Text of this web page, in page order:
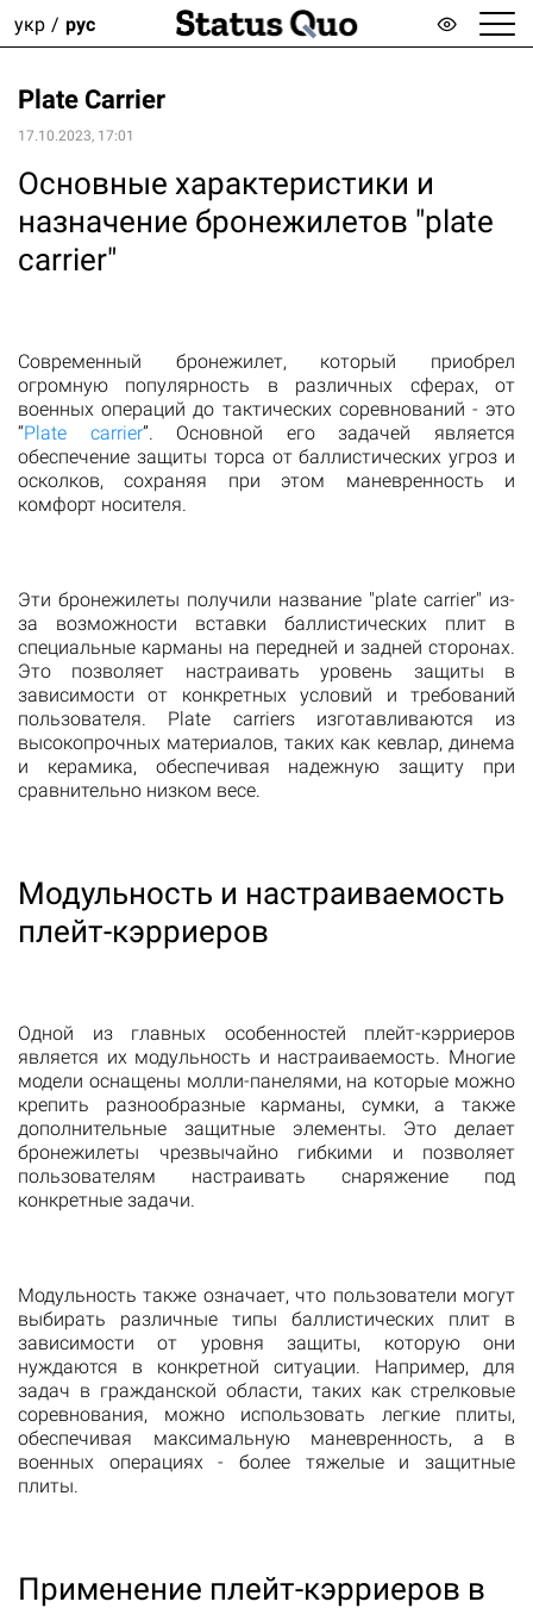
укр рус
Plate Carrier
17.10.2023, 17:01
Основные характеристики и
назначение бронежилетов "plate
carrier"
Современный бронежилет, который приобрел
огромную популярность в различных сферах, от
военных операций до тактических соревнований - это
“Plate carrier”. Основной его задачей является
обеспечение защиты торса от баллистических угроз и
осколков, сохраняя при этом маневренность и
комфорт носителя.
Эти бронежилеты получили название "plate carrier" из-
за возможности вставки баллистических плит в
специальные карманы на передней и задней сторонах.
Это позволяет настраивать уровень защиты в
зависимости от конкретных условий и требований
пользователя. Plate carriers изготавливаются из
высокопрочных материалов, таких как кевлар, динема
и керамика, обеспечивая надежную защиту при
сравнительно низком весе.
Модульность и настраиваемость
плейт-кэрриеров
Одной из главных особенностей плейт-кэрриеров
является их модульность и настраиваемость. Многие
модели оснащены молли-панелями, на которые можно
крепить разнообразные карманы, сумки, а также
дополнительные защитные элементы. Это делает
бронежилеты чрезвычайно гибкими и позволяет
пользователям настраивать снаряжение под
конкретные задачи.
Модульность также означает, что пользователи могут
выбирать различные типы баллистических плит в
зависимости от уровня защиты, которую они
нуждаются в конкретной ситуации. Например, для
задач в гражданской области, таких как стрелковые
соревнования, можно использовать легкие плиты,
обеспечивая максимальную маневренность, а в
военных операциях - более тяжелые и защитные
плиты.
Применение плейт-кэрриеров в